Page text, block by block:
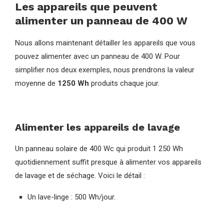
Les appareils que peuvent
alimenter un panneau de 400 W
Nous allons maintenant détailler les appareils que vous
pouvez alimenter avec un panneau de 400 W. Pour
simplifier nos deux exemples, nous prendrons la valeur
moyenne de 1250 Wh produits chaque jour.
Alimenter les appareils de lavage
Un panneau solaire de 400 Wc qui produit 1 250 Wh
quotidiennement suffit presque à alimenter vos appareils
de lavage et de séchage. Voici le détail :
Un lave-linge : 500 Wh/jour.